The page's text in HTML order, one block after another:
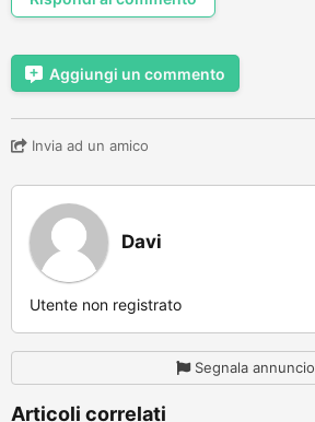
Aggiungi un commento
Invia ad un amico
Davi
Utente non registrato
Segnala annuncio
Articoli correlati